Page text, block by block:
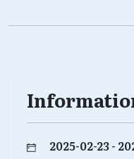
2025-02-23 -